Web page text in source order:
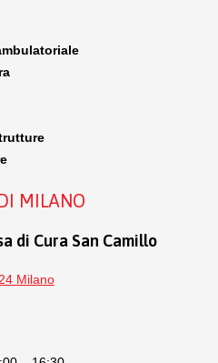
MILANO
di Cura San Camillo
Milano